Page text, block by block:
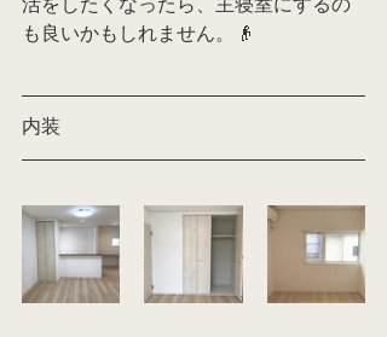
活をしたくなったら、主寝室にするの
も良いかもしれません。👴
内装